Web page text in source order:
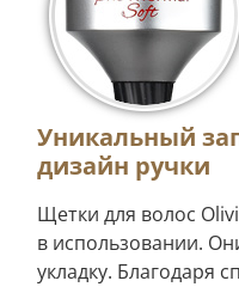
Уникальный
дизайн ручки
Щетки для волос
в использовании.
укладку. Благодаря